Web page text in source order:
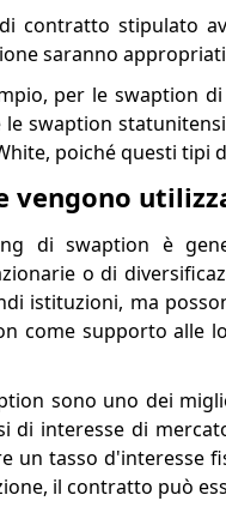
contratto stipulato
saranno
per le swaption
swaption
poiché questi tipi
vengono
di swaption è
o di
istituzioni, ma
come supporto alle
sono uno dei
di interesse di
un tasso d'interesse
il contratto può